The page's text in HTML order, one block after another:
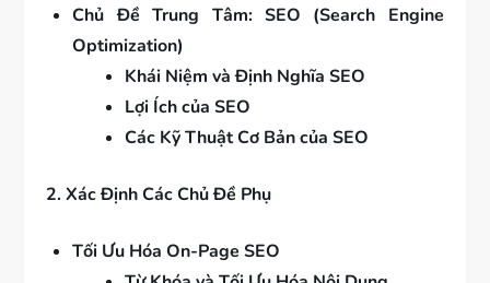
Chủ Đề Trung Tâm: SEO (Search Engine
Optimization)
Khái Niệm và Định Nghĩa SEO
Lợi Ích của SEO
Các Kỹ Thuật Cơ Bản của SEO
2. Xác Định Các Chủ Đề Phụ
Tối Ưu Hóa On-Page SEO